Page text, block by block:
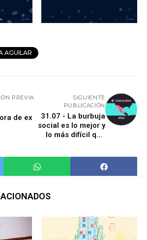
AGUILAR
PREVIA
de ex
SIGUIENTE
PUBLICACIÓN
31.07 - La burbuja
social es lo mejor y
lo más difícil que